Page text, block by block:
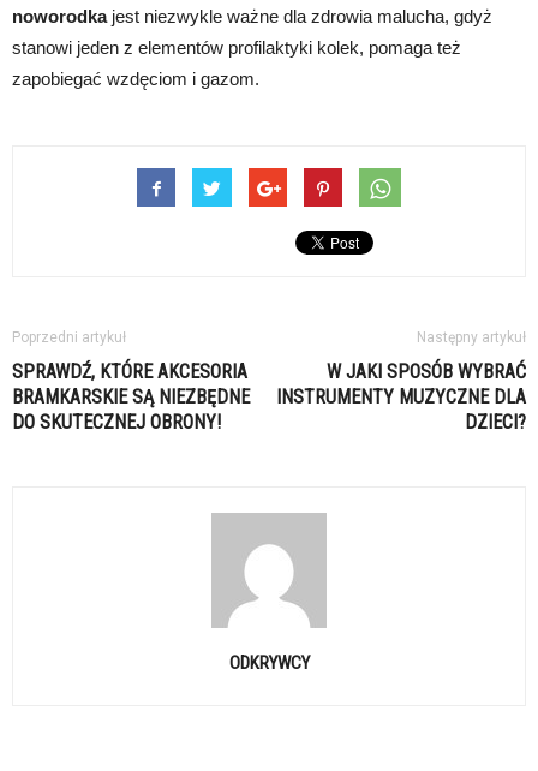
noworodkajest niezwykle ważne dla zdrowia malucha, gdyż
stanowi jeden z elementów profilaktyki kolek, pomaga też
zapobiegać wzdęciom i gazom.
Poprzedni artykuł
SPRAWDŹ, KTÓRE AKCESORIA
BRAMKARSKIE SĄ NIEZBĘDNE
DO SKUTECZNEJ OBRONY!
Następny artykuł
W JAKI SPOSÓB WYBRAĆ
INSTRUMENTY MUZYCZNE DLA
DZIECI?
ODKRYWCY